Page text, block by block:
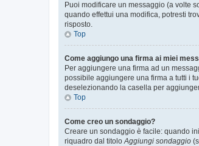
Puoi modificare un messaggio (a volte
quando effettui una modifica, potresti
risposto.
Top
Come aggiungo una firma ai miei
Per aggiungere una firma ad un
possibile aggiungere una firma a tutti i
deselezionando la casella per
Top
Come creo un sondaggio?
Creare un sondaggio è facile: quando
riquadro dal titoloAggiungi sondaggio